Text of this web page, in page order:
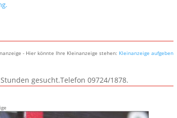
- Hier könnte Ihre Kleinanzeige stehen: Kleinanzeige aufgeben
gesucht.Telefon 09724/1878.